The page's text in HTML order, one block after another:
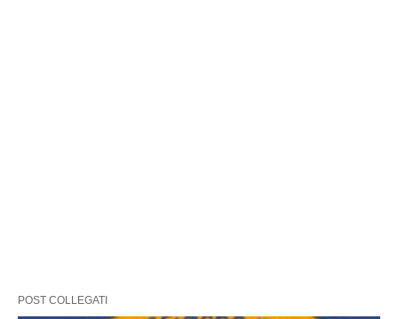
POST COLLEGATI